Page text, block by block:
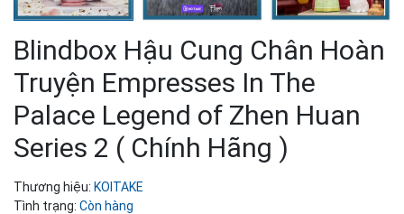
Blindbox Hậu Cung Chân Hoàn
Truyện Empresses In The
Palace Legend of Zhen Huan
Series 2 ( Chính Hãng )
Thương hiệu: KOITAKE
Tình trạng: Còn hàng